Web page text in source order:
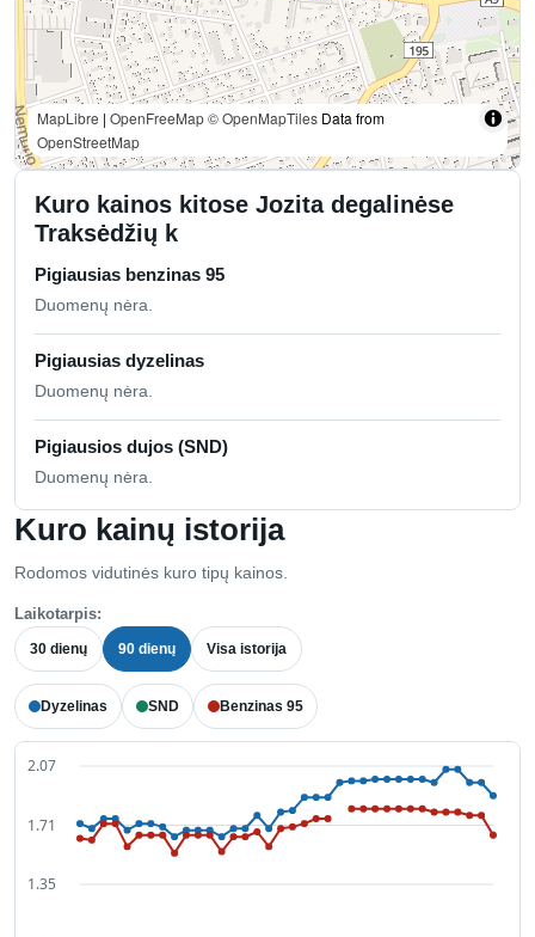
Kuro kainų istorija
Rodomos vidutinės kuro tipų kainos.
Laikotarpis:
30 dienų 90 dienų Visa istorija
Dyzelinas SND Benzinas 95
MapLibre | OpenFreeMap© OpenMapTiles Data from
OpenStreetMap
Kuro kainos kitose Jozita degalinėse
Traksėdžių k
Pigiausias benzinas 95
Duomenų nėra.
Pigiausias dyzelinas
Duomenų nėra.
Pigiausios dujos (SND)
Duomenų nėra.